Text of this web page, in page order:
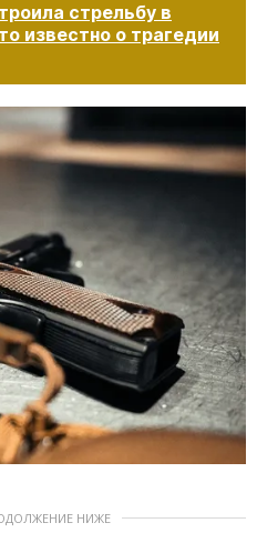
стрельбу в
известно о трагедии
НИЖЕ